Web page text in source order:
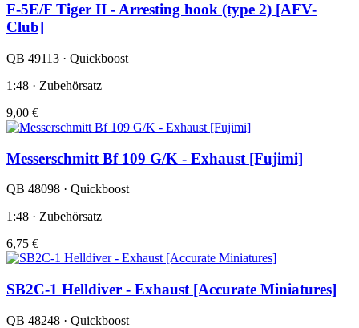
F-5E/F Tiger II - Arresting hook (type 2) [AFV-
Club]
QB 49113 · Quickboost
1:48 · Zubehörsatz
9,00 €
Messerschmitt Bf 109 G/K - Exhaust [Fujimi]
QB 48098 · Quickboost
1:48 · Zubehörsatz
6,75 €
SB2C-1 Helldiver - Exhaust [Accurate Miniatures]
QB 48248 · Quickboost